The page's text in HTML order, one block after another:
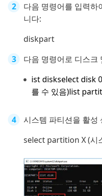
다음 명령어를 입력하
니다:
diskpart
다음 명령어로 디스크
ist diskselect disk
를 수 있음)list
시스템 파티션을 활성
select partition X (시